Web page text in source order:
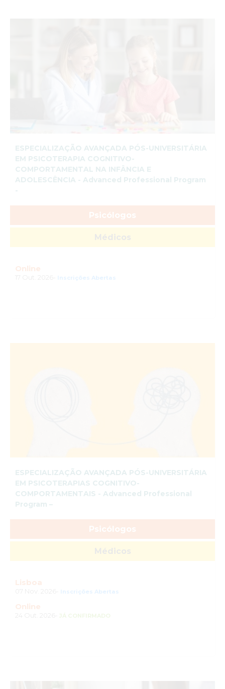
ESPECIALIZAÇÃO AVANÇADA PÓS-UNIVERSITÁRIA
EM PSICOTERAPIA COGNITIVO-
COMPORTAMENTAL NA INFÂNCIA E
ADOLESCÊNCIA - Advanced Professional Program
-
Psicólogos
Online
Inscrições Abertas
ESPECIALIZAÇÃO AVANÇADA PÓS-UNIVERSITÁRIA
EM PSICOTERAPIAS COGNITIVO-
COMPORTAMENTAIS - Advanced Professional
Program –
Psicólogos
Lisboa
Inscrições Abertas
Online
JÁ CONFIRMADO